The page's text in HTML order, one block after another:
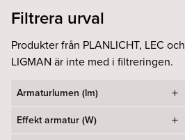
Filtrera urval
Produkter från PLANLICHT, LEC och
LIGMAN är inte med i filtreringen.
Armaturlumen (lm)
Effekt armatur (W)